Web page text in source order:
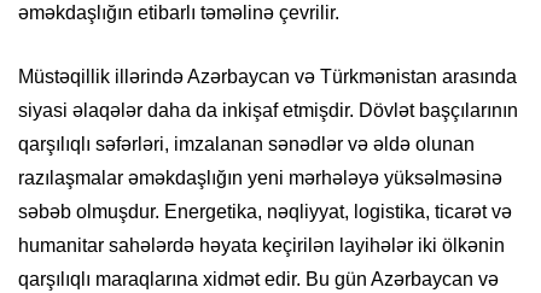
əməkdaşlığın etibarlı təməlinə çevrilir.
Müstəqillik illərində Azərbaycan və Türkmənistan arasında
siyasi əlaqələr daha da inkişaf etmişdir. Dövlət başçılarının
qarşılıqlı səfərləri, imzalanan sənədlər və əldə olunan
razılaşmalar əməkdaşlığın yeni mərhələyə yüksəlməsinə
səbəb olmuşdur. Energetika, nəqliyyat, logistika, ticarət və
humanitar sahələrdə həyata keçirilən layihələr iki ölkənin
qarşılıqlı maraqlarına xidmət edir. Bu gün Azərbaycan və